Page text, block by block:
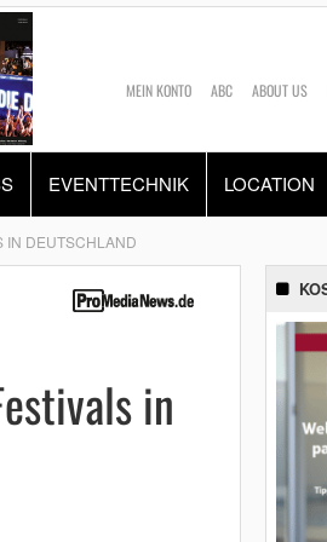
MEIN KONTO ABC ABOUT US
EVENTTECHNIK LOCATION
IN DEUTSCHLAND
in